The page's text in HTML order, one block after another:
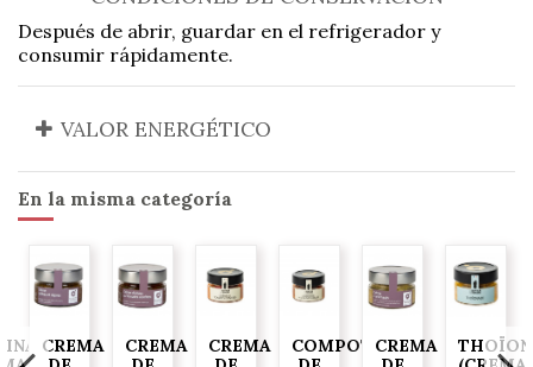
Después de abrir, guardar en el refrigerador y
consumir rápidamente.
VALOR ENERGÉTICO
En la misma categoría
CREMA
CREMA
CREMA
COMPOTACREMA